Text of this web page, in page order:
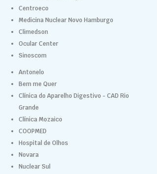
Centroeco
Medicina Nuclear Novo Hamburgo
Climedson
Ocular Center
Sinoscom
Antonelo
Bem me Quer
Clínica do Aparelho Digestivo - CAD Rio
Grande
Clínica Mozaico
COOPMED
Hospital de Olhos
Novara
Nuclear Sul